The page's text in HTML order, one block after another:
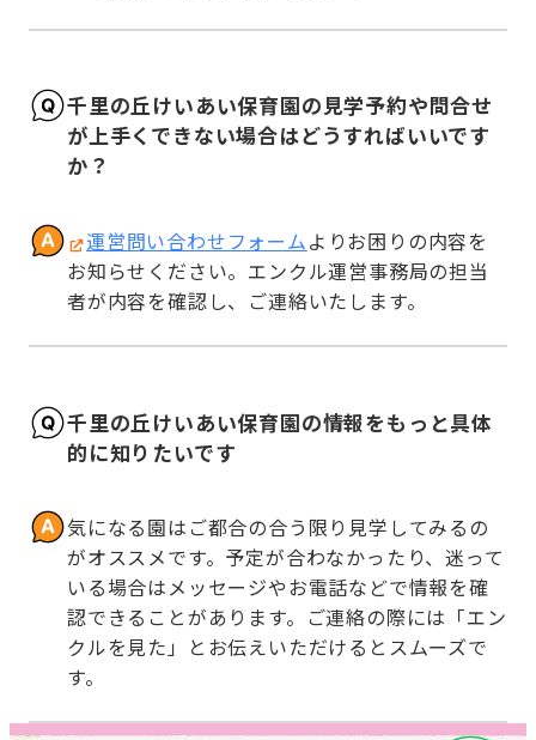
千里の丘けいあい保育園の見学予約や問合せ
が上手くできない場合はどうすればいいです
か？
運営問い合わせフォームよりお困りの内容を
お知らせください。エンクル運営事務局の担当
者が内容を確認し、ご連絡いたします。
千里の丘けいあい保育園の情報をもっと具体
的に知りたいです
気になる園はご都合の合う限り見学してみるの
がオススメです。予定が合わなかったり、迷って
いる場合はメッセージやお電話などで情報を確
認できることがあります。ご連絡の際には「エン
クルを見た」とお伝えいただけるとスムーズで
す。